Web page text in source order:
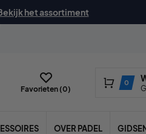
het assortiment
Favorieten (0)
0
OVER PADEL